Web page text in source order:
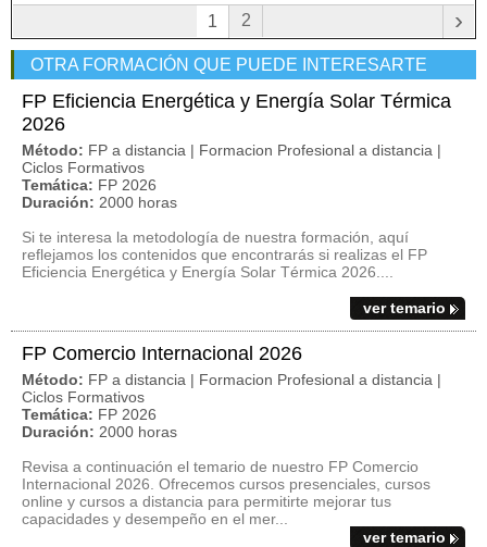
1 2 ›
OTRA FORMACIÓN QUE PUEDE INTERESARTE
FP Eficiencia Energética y Energía Solar Térmica
2026
Método: FP a distancia | Formacion Profesional a distancia |
Ciclos Formativos
Temática: FP 2026
Duración: 2000 horas
Si te interesa la metodología de nuestra formación, aquí
reflejamos los contenidos que encontrarás si realizas el FP
Eficiencia Energética y Energía Solar Térmica 2026....
ver temario
FP Comercio Internacional 2026
Método: FP a distancia | Formacion Profesional a distancia |
Ciclos Formativos
Temática: FP 2026
Duración: 2000 horas
Revisa a continuación el temario de nuestro FP Comercio
Internacional 2026. Ofrecemos cursos presenciales, cursos
online y cursos a distancia para permitirte mejorar tus
capacidades y desempeño en el mer...
ver temario